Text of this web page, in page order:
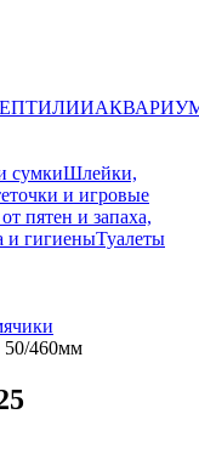
сумкиШлейки,
и игровые
пятен и запаха,
и гигиеныТуалеты
50/460мм